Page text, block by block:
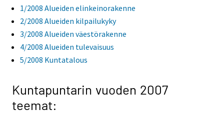
1/2008 Alueiden elinkeinorakenne
2/2008 Alueiden kilpailukyky
3/2008 Alueiden väestörakenne
4/2008 Alueiden tulevaisuus
5/2008 Kuntatalous
Kuntapuntarin vuoden 2007
teemat: